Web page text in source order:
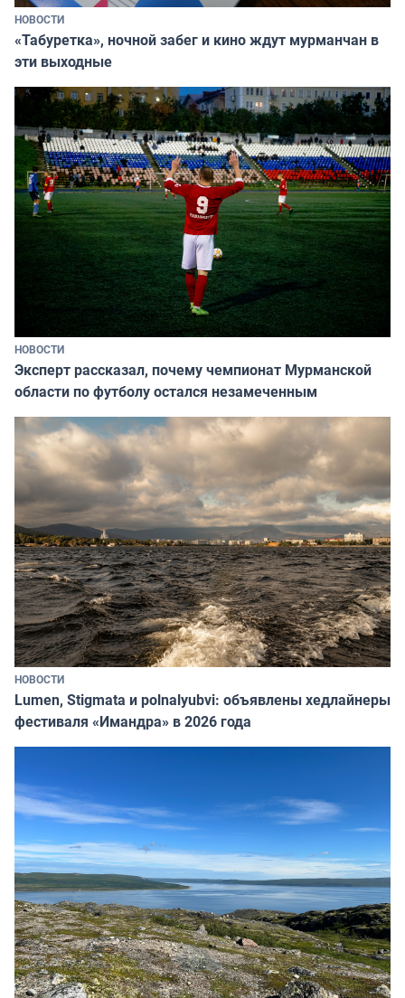
НОВОСТИ
«Табуретка», ночной забег и кино ждут мурманчан в
эти выходные
НОВОСТИ
Эксперт рассказал, почему чемпионат Мурманской
области по футболу остался незамеченным
НОВОСТИ
Lumen, Stigmata и polnalyubvi: объявлены хедлайнеры
фестиваля «Имандра» в 2026 года